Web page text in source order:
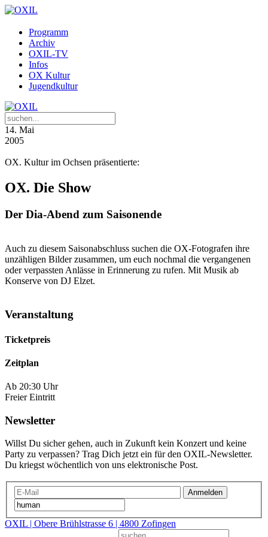
Programm
Archiv
OXIL-TV
Infos
OX Kultur
Jugendkultur
14. Mai
2005
OX. Kultur im Ochsen präsentierte:
OX. Die Show
Der Dia-Abend zum Saisonende
Auch zu diesem Saisonabschluss suchen die OX-Fotografen ihre
unzähligen Bilder zusammen, um euch nochmal die vergangenen
oder verpassten Anlässe in Erinnerung zu rufen. Mit Musik ab
Konserve von DJ Elzet.
Veranstaltung
Ticketpreis
Zeitplan
Ab 20:30 Uhr
Freier Eintritt
Newsletter
Willst Du sicher gehen, auch in Zukunft kein Konzert und keine
Party zu verpassen? Trag Dich jetzt ein für den OXIL-Newsletter.
Du kriegst wöchentlich von uns elektronische Post.
Anmelden
OXIL | Obere Brühlstrasse 6 | 4800 Zofingen